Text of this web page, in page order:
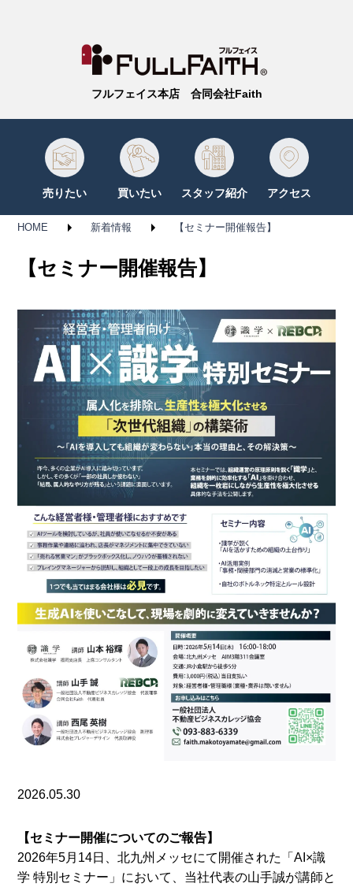
フルフェイス本店 合同会社Faith
売りたい 買いたい スタッフ紹介 アクセス
HOME 新着情報 【セミナー開催報告】
【セミナー開催報告】
2026.05.30
【セミナー開催についてのご報告】
2026年5月14日、北九州メッセにて開催された「AI×識
学 特別セミナー」において、当社代表の山手誠が講師と